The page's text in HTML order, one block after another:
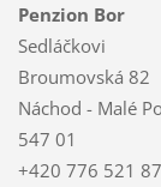
Penzion Bor
Sedláčkovi
Broumovská 82
Náchod - Malé
547 01
+420 776 521